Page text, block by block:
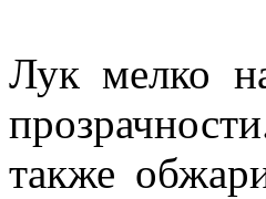
Лук мелко
также